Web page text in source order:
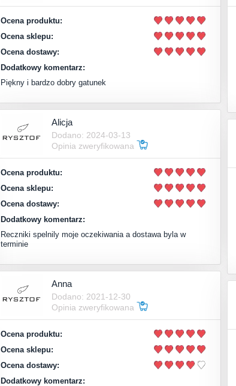
Ocena produktu:
Ocena sklepu:
Ocena dostawy:
Dodatkowy komentarz:
Piękny i bardzo dobry gatunek
Alicja
Dodano: 2024-03-13
Opinia zweryfikowana
Ocena produktu:
Ocena sklepu:
Ocena dostawy:
Dodatkowy komentarz:
Reczniki spelnily moje oczekiwania a dostawa byla w
terminie
Anna
Dodano: 2021-12-30
Opinia zweryfikowana
Ocena produktu:
Ocena sklepu:
Ocena dostawy:
Dodatkowy komentarz: